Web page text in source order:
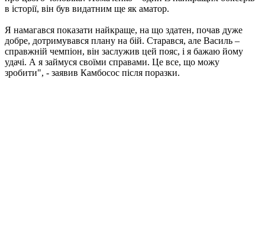
в історії, він був видатним ще як аматор.
Я намагався показати найкраще, на що здатен, почав дуже
добре, дотримувався плану на бій. Старався, але Василь –
справжній чемпіон, він заслужив цей пояс, і я бажаю йому
удачі. А я займуся своїми справами. Це все, що можу
зробити", - заявив Камбосос після поразки.